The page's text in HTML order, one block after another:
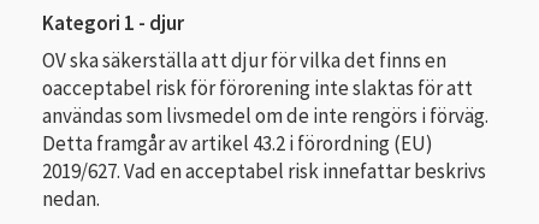
Kategori 1 - djur
OV ska säkerställa att djur för vilka det finns en
oacceptabel risk för förorening inte slaktas för att
användas som livsmedel om de inte rengörs i förväg.
Detta framgår av artikel 43.2 i förordning (EU)
2019/627. Vad en acceptabel risk innefattar beskrivs
nedan.